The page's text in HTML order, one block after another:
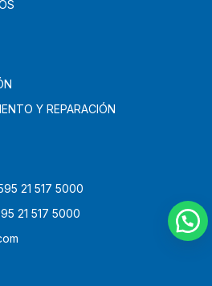
Y REPARACIÓN
21 517 5000
21 517 5000